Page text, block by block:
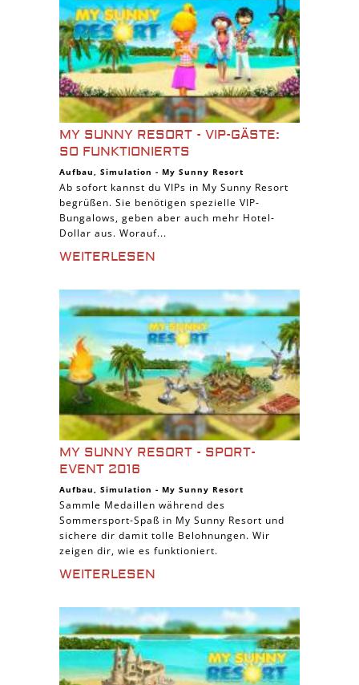
MY SUNNY RESORT - VIP-GÄSTE:
SO FUNKTIONIERTS
Aufbau, Simulation - My Sunny Resort
Ab sofort kannst du VIPs in My Sunny Resort
begrüßen. Sie benötigen spezielle VIP-
Bungalows, geben aber auch mehr Hotel-
Dollar aus. Worauf...
WEITERLESEN
MY SUNNY RESORT - SPORT-
EVENT 2016
Aufbau, Simulation - My Sunny Resort
Sammle Medaillen während des
Sommersport-Spaß in My Sunny Resort und
sichere dir damit tolle Belohnungen. Wir
zeigen dir, wie es funktioniert.
WEITERLESEN